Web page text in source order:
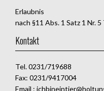
Erlaubnis
nach §11 Abs. 1 Satz 1 Nr.
Kontakt
Tel. 0231/719688
Fax: 0231/9417004
Email :